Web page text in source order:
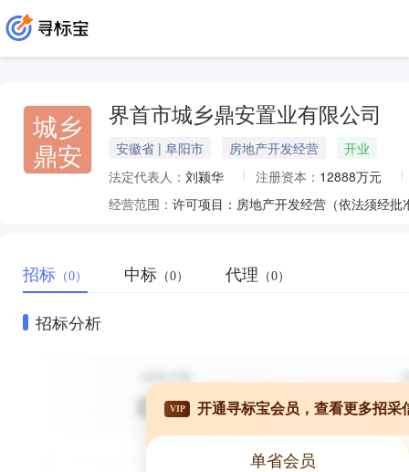
城乡
鼎安
界首市城乡鼎安置业有限公司
安徽省 | 阜阳市 房地产开发经营
开业
法定代表人： 刘颍华 注册资本： 12888万元
经营范围：
招标 （0） 中标 （0） 代理 （0）
招标分析
VIP 开通寻标宝会员，查看更多招采
单省会员